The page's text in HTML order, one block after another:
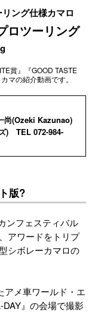
ング仕様カマロ
ロツーリング
賞』『GOOD TASTE
マの紹介動画です。
(Ozeki Kazunao)
) TEL 072-984-
版?
ンフェスティバル
アワードをトリプ
シボレーカマロの
メ車ワールド・エ
』の会場で撮影